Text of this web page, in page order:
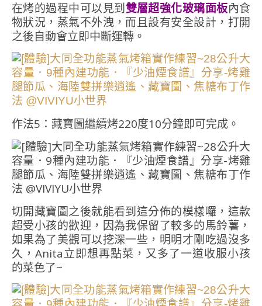
在烤的過程中可以見到雙層超強化玻璃面板內食
物狀況，蒸氣不外洩，而且設有安全設計，打開
之後自動會立即中斷運轉。
作法5：藏寶圖繼續烤220度10分鐘即可完成。
切開藏寶圖之後就能看到這分佈的模樣囉，這款
超受小孩的歡迎，因為我保留了較多的馬鈴薯，
如果為了美觀可以挖深一些，明明才剛吃過沒多
久，Anita立即想再點菜，又多了一道收服小孩
的菜色了~